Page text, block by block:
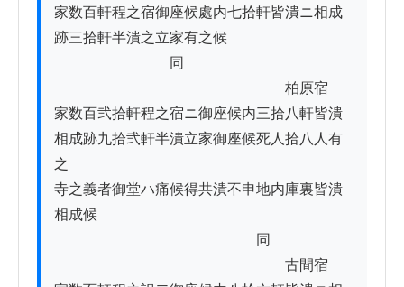
家数百軒程之宿御座候處内七拾軒皆潰ニ相成
跡三拾軒半潰之立家有之候
柏原宿
家数百弐拾軒程之宿ニ御座候内三拾八軒皆潰
相成跡九拾弐軒半潰立家御座候死人拾八人有
之
寺之義者御堂ハ痛候得共潰不申地内庫裏皆潰
相成候
同
古間宿